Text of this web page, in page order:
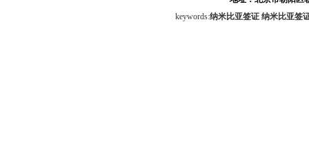
keywords:纳米比亚签证 纳米比亚签